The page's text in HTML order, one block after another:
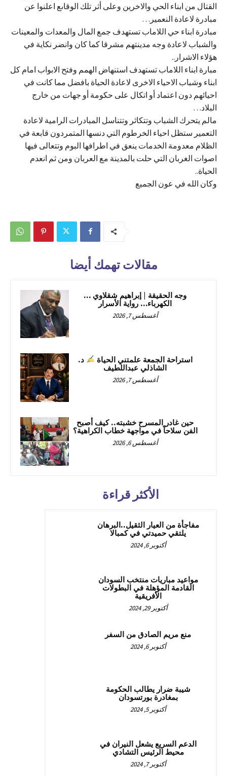
القتال من ابناء الحي والاخرين وعلى أثر تلك الوقاىع اعلنوا عن
مبادرة لاعادة النعمير…
مبادرة ابناء حي اللاماب تستهدف جمع المال والمعدات والمعينات
والشباب لاعادة وجه مدينتهم مشرقا كما كان وانضر نكاية في
هؤلاء الاشرار..
مبارة ابناء اللاماب تستهدف استنهاض الهمم وفتح الابواب امام كل
ابناء وشباب الاحياء الاخرى لاعادة الحياة بافضل مما كانت في
احيائهم دون اعتماد أو اتكال على حكومة أو جهات من خارج
البلاد…
مالم يتحرك الشباب وتتكاثر وتتناسل المبادرات الرامية لاعادة
التعمير ستظل احياء الخرطوم التي دنسها المتمردون قابعة في
الظلام معدومة الخدمات ينعق في اطرافها البوم وتتعالى فيها
اصوات الغربان التي حلت بالمدينة مع العربان ومن ثم انعدم
الحياة..
وكان الله في عون الجميع
مقالات تهمك أيضا
وجه الحقيقة | إبراهيم شقلاوي …
الكهرباء… رواية الأسرار
أغسطس 7, 2026
استراحة الجمعة علمتني الحياة
د.
الشاذلي عبداللطيف
أغسطس 7, 2026
حين غادر المسرح خشبته.. كيف أصبح
الفن سلاحاً في مواجهة خطاب الكراهية؟
أغسطس 6, 2026
الأكثر قراءة
مفاجأة من العيار الثقيل..البرهان
يلتقي حميدتي في كمبالا
أكتوبر 6, 2024
مواعيد مباريات منتخب السودان
القادمة المؤهلة في البطولات
الأفريقية
أكتوبر 29, 2024
منع مريم الصادق من السفر
أكتوبر 6, 2024
شيبة ضرار يطالب الحكومة
بمغادرة بورتسودان
أكتوبر 5, 2024
الدعم السريع يشعل النيران في
محيط الرئيس التشادي
أكتوبر 7, 2024